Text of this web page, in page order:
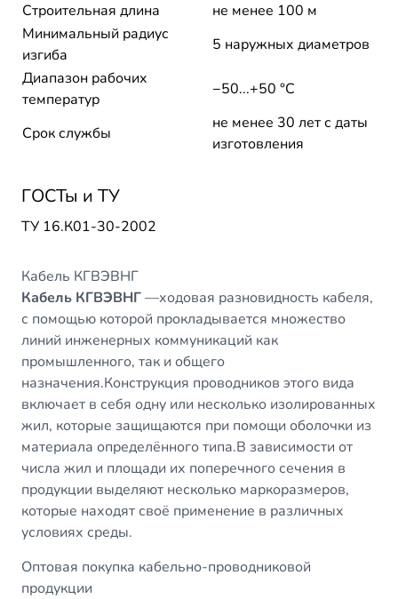
Строительная длина
не менее 100 м
Минимальный радиус
изгиба
5 наружных диаметров
Диапазон рабочих
температур
−50...+50 °C
Срок службы
не менее 30 лет с даты
изготовления
ГОСТы и ТУ
ТУ 16.К01-30-2002
Кабель КГВЭВНГ
Кабель КГВЭВНГ—ходовая разновидность кабеля,
с помощью которой прокладывается множество
линий инженерных коммуникаций как
промышленного, так и общего
назначения.Конструкция проводников этого вида
включает в себя одну или несколько изолированных
жил, которые защищаются при помощи оболочки из
материала определённого типа.В зависимости от
числа жил и площади их поперечного сечения в
продукции выделяют несколько маркоразмеров,
которые находят своё применение в различных
условиях среды.
Оптовая покупка кабельно-проводниковой
продукции